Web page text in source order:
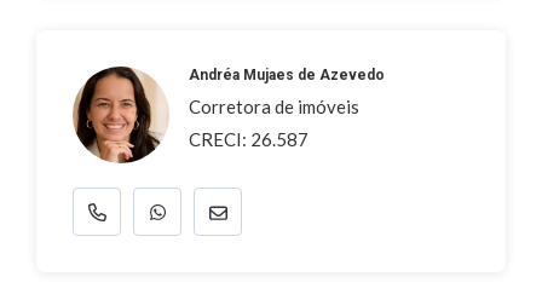
Andréa Mujaes de Azevedo
Corretora de imóveis
CRECI: 26.587